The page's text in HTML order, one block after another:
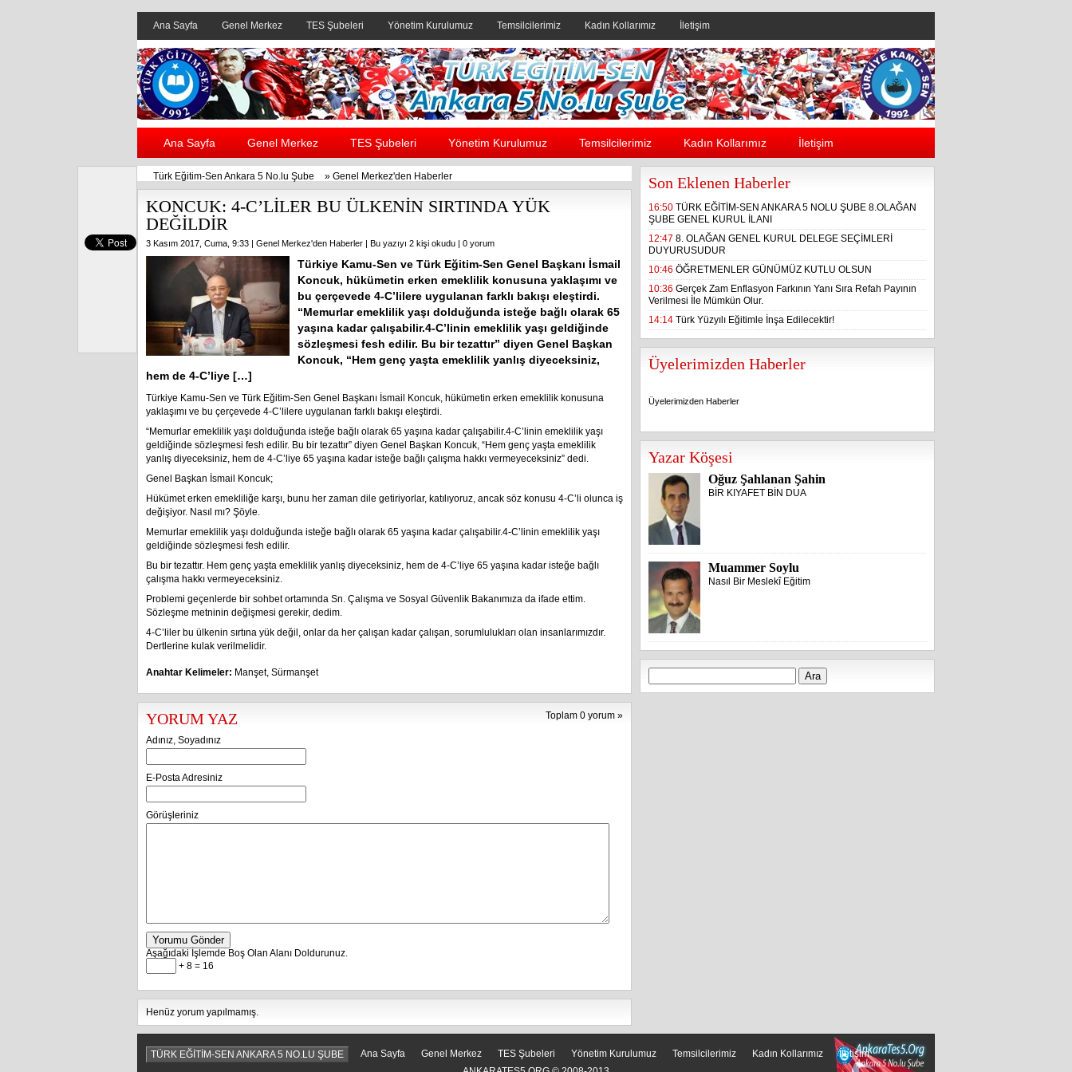
Ana Sayfa Genel Merkez TES Şubeleri Yönetim Kurulumuz Temsilcilerimiz Kadın Kollarımız İletişim
Header yanı reklam alanı
Ana Sayfa Genel Merkez TES Şubeleri Yönetim Kurulumuz Temsilcilerimiz Kadın Kollarımız İletişim
Türk Eğitim-Sen Ankara 5 No.lu Şube » Genel Merkez'den Haberler
KONCUK: 4-C’LİLER BU ÜLKENİN SIRTINDA YÜK
DEĞİLDİR
3 Kasım 2017, Cuma, 9:33 | Genel Merkez'den Haberler | Bu yazıyı 2 kişi okudu | 0 yorum
Türkiye Kamu-Sen ve Türk Eğitim-Sen Genel Başkanı İsmail
Koncuk, hükümetin erken emeklilik konusuna yaklaşımı ve
bu çerçevede 4-C’lilere uygulanan farklı bakışı eleştirdi.
“Memurlar emeklilik yaşı dolduğunda isteğe bağlı olarak 65
yaşına kadar çalışabilir.4-C’linin emeklilik yaşı geldiğinde
sözleşmesi fesh edilir. Bu bir tezattır” diyen Genel Başkan
Koncuk, “Hem genç yaşta emeklilik yanlış diyeceksiniz,
hem de 4-C’liye […]
Türkiye Kamu-Sen ve Türk Eğitim-Sen Genel Başkanı İsmail Koncuk, hükümetin erken emeklilik konusuna
yaklaşımı ve bu çerçevede 4-C’lilere uygulanan farklı bakışı eleştirdi.
“Memurlar emeklilik yaşı dolduğunda isteğe bağlı olarak 65 yaşına kadar çalışabilir.4-C’linin emeklilik yaşı
geldiğinde sözleşmesi fesh edilir. Bu bir tezattır” diyen Genel Başkan Koncuk, “Hem genç yaşta emeklilik
yanlış diyeceksiniz, hem de 4-C’liye 65 yaşına kadar isteğe bağlı çalışma hakkı vermeyeceksiniz” dedi.
Genel Başkan İsmail Koncuk;
Hükümet erken emekliliğe karşı, bunu her zaman dile getiriyorlar, katılıyoruz, ancak söz konusu 4-C’li olunca iş
değişiyor. Nasıl mı? Şöyle.
Memurlar emeklilik yaşı dolduğunda isteğe bağlı olarak 65 yaşına kadar çalışabilir.4-C’linin emeklilik yaşı
geldiğinde sözleşmesi fesh edilir.
Bu bir tezattır. Hem genç yaşta emeklilik yanlış diyeceksiniz, hem de 4-C’liye 65 yaşına kadar isteğe bağlı
çalışma hakkı vermeyeceksiniz.
Problemi geçenlerde bir sohbet ortamında Sn. Çalışma ve Sosyal Güvenlik Bakanımıza da ifade ettim.
Sözleşme metninin değişmesi gerekir, dedim.
4-C’liler bu ülkenin sırtına yük değil, onlar da her çalışan kadar çalışan, sorumlulukları olan insanlarımızdır.
Dertlerine kulak verilmelidir.
Anahtar Kelimeler: Manşet, Sürmanşet
Toplam 0 yorum »
YORUM YAZ
Adınız, Soyadınız
E-Posta Adresiniz
Görüşleriniz
Yorumu Gönder
Aşağıdaki İşlemde Boş Olan Alanı Doldurunuz.
+ 8 = 16
Henüz yorum yapılmamış.
Son Eklenen Haberler
16:50 TÜRK EĞİTİM-SEN ANKARA 5 NOLU ŞUBE 8.OLAĞAN
ŞUBE GENEL KURUL İLANI
12:47 8. OLAĞAN GENEL KURUL DELEGE SEÇİMLERİ
DUYURUSUDUR
10:46 ÖĞRETMENLER GÜNÜMÜZ KUTLU OLSUN
10:36 Gerçek Zam Enflasyon Farkının Yanı Sıra Refah Payının
Verilmesi İle Mümkün Olur.
14:14 Türk Yüzyılı Eğitimle İnşa Edilecektir!
Üyelerimizden Haberler
Üyelerimizden Haberler
Yazar Köşesi
Oğuz Şahlanan Şahin
BİR KIYAFET BİN DUA
Muammer Soylu
Nasıl Bir Meslekî Eğitim
Arama:
TÜRK EĞİTİM-SEN ANKARA 5 NO.LU ŞUBE Ana Sayfa Genel Merkez TES Şubeleri Yönetim Kurulumuz Temsilcilerimiz Kadın Kollarımız
İletişim